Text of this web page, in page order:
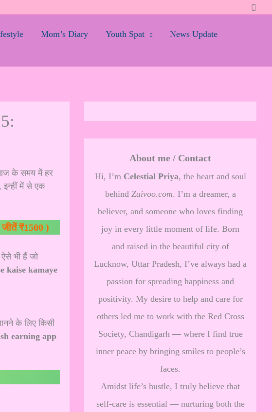
Mom’s Diary Youth Spat
News Update
के समय में हर
इन्हीं में से एक
₹1500 )
भी हैं जो
kaise kamaye
के लिए किसी
earning app
About me / Contact
Hi, I’m Celestial Priya, the heart and soul
behind Zaivoo.com. I’m a dreamer, a
believer, and someone who loves finding
joy in every little moment of life. Born
and raised in the beautiful city of
Lucknow, Uttar Pradesh, I’ve always had a
passion for spreading happiness and
positivity. My desire to help and care for
others led me to work with the Red Cross
Society, Chandigarh — where I find true
inner peace by bringing smiles to people’s
faces.
Amidst life’s hustle, I truly believe that
self-care is essential — nurturing both the